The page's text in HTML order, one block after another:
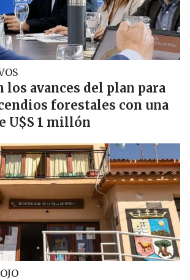
los avances del plan para
forestales con una
U$S 1 millón